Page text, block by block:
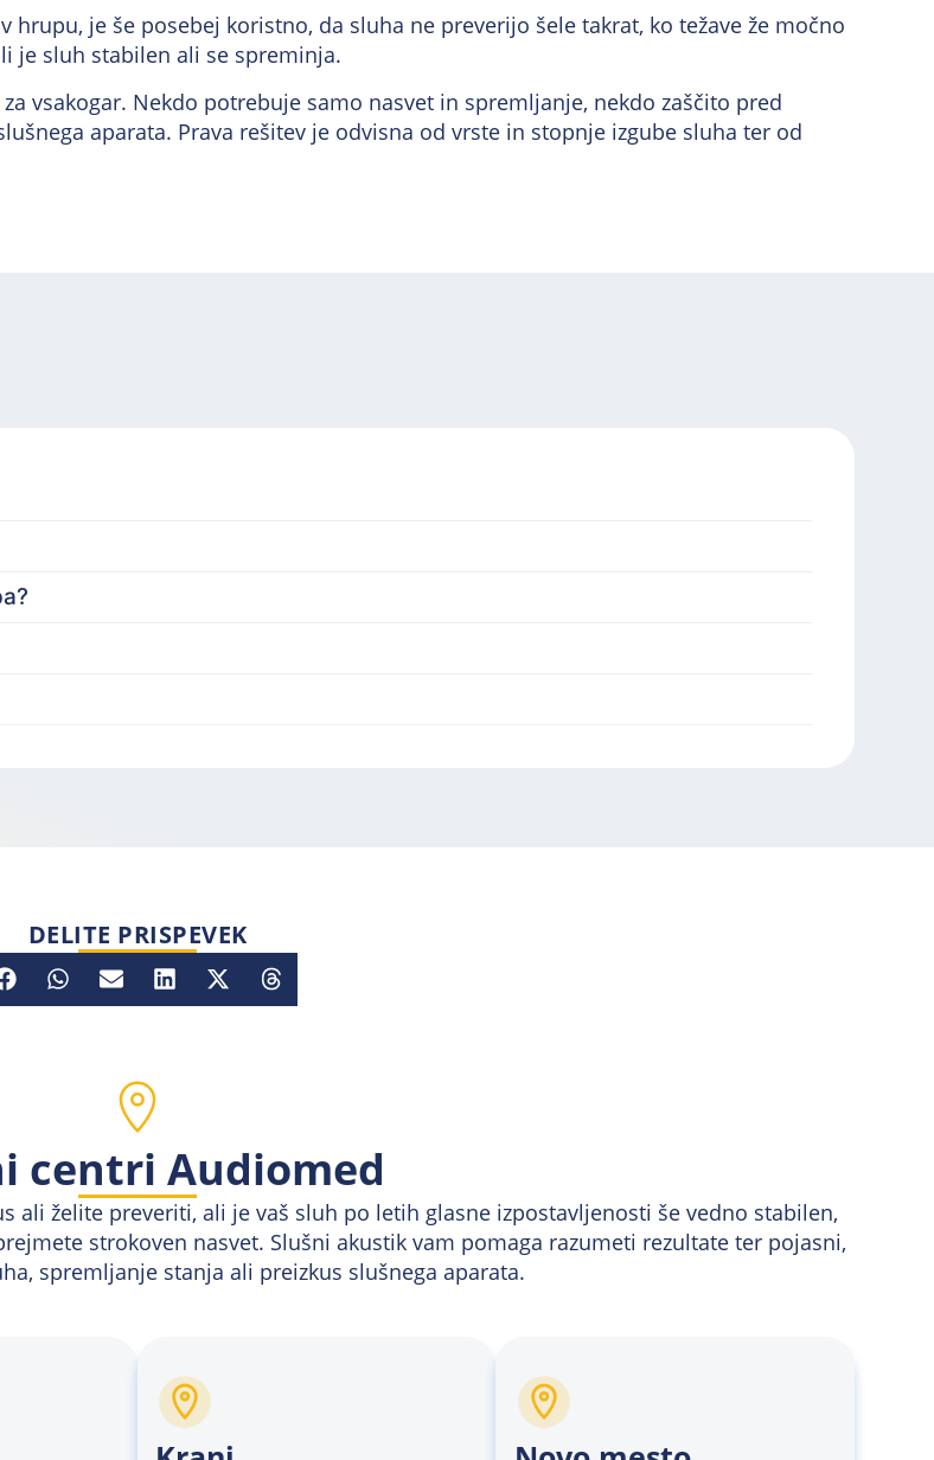
je še posebej koristno, da sluha ne preverijo šele takrat, ko težave že močno
je sluh stabilen ali se spreminja.
vsakogar. Nekdo potrebuje samo nasvet in spremljanje, nekdo zaščito pred
aparata. Prava rešitev je odvisna od vrste in stopnje izgube sluha ter od
DELITE PRISPEVEK
centri Audiomed
ali želite preveriti, ali je vaš sluh po letih glasne izpostavljenosti še vedno stabilen,
strokoven nasvet. Slušni akustik vam pomaga razumeti rezultate ter pojasni,
spremljanje stanja ali preizkus slušnega aparata.